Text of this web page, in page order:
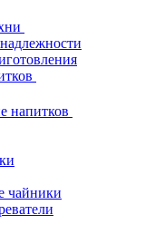
напитков
чайники